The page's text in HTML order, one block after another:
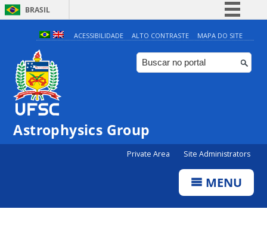
BRASIL
Simplifique!
Comunica BR
Participe
ACESSIBILIDADE ALTO CONTRASTE MAPA DO SITE
Astrophysics Group
Private Area Site Administrators
MENU